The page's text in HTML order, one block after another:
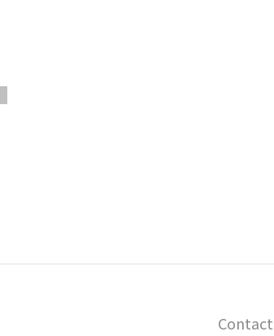
Contact